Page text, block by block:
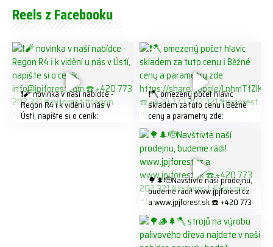
Reels z Facebooku
❗️🧨 novinka v naší nabídce -
Regon R4 ℹ️ k vidění u nás v
Ústí, napište si o ceník:
❗️🪓 omezený počet hlavic
skladem za tuto cenu ℹ️ Běžné
ceny a parametry zde:
K8W5t7i6o ☎️ +420 773 202
321 #jpjforest #forsmw
#firewood #
🌳🌲🫡Navštivte naší prodejnu,
budeme rádi! www.jpjforest.cz
a www.jpjforest.sk ☎️ +420 773
#biojack #regon #vahvajussi